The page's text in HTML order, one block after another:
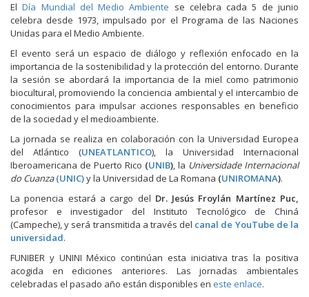
ElDía Mundial del Medio Ambiente se celebra cada 5 de junio
celebra desde 1973, impulsado por el Programa de las Naciones
Unidas para el Medio Ambiente.
El evento será un espacio de diálogo y reflexión enfocado en la
importancia de la sostenibilidad y la protección del entorno. Durante
la sesión se abordará la importancia de la miel como patrimonio
biocultural, promoviendo la conciencia ambiental y el intercambio de
conocimientos para impulsar acciones responsables en beneficio
de la sociedad y el medioambiente.
La jornada se realiza en colaboración con la Universidad Europea
del Atlántico (UNEATLANTICO), la Universidad Internacional
Iberoamericana de Puerto Rico (UNIB), la Universidade Internacional
do Cuanza (UNIC)y la Universidad de La Romana (UNIROMANA).
La ponencia estará a cargo del Dr. Jesús Froylán Martínez Puc,
profesor e investigador del Instituto Tecnológico de Chiná
(Campeche), y será transmitida a través del canal de YouTube de la
universidad.
FUNIBER y UNINI México continúan esta iniciativa tras la positiva
acogida en ediciones anteriores. Las jornadas ambientales
celebradas el pasado año están disponibles en este enlace.